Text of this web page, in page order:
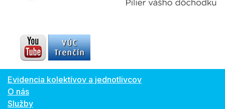
Evidencia kolektívov a jednotlivcov
O nás
Služby